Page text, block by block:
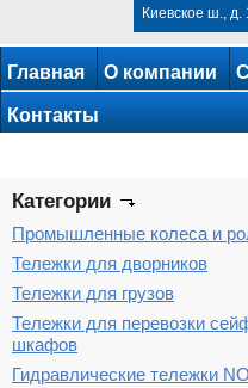
Киевское ш.,
Главная О компании
Контакты
Категории
Промышленные колеса и
Тележки для дворников
Тележки для грузов
Тележки для перевозки
шкафов
Гидравлические тележки